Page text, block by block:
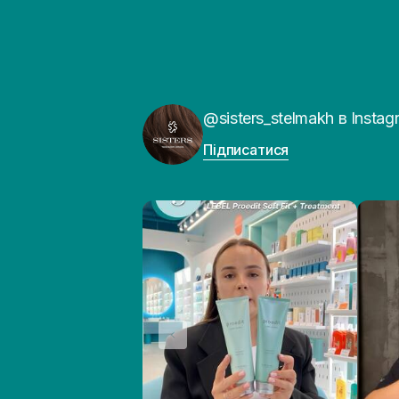
@sisters_stelmakh в
Підписатися